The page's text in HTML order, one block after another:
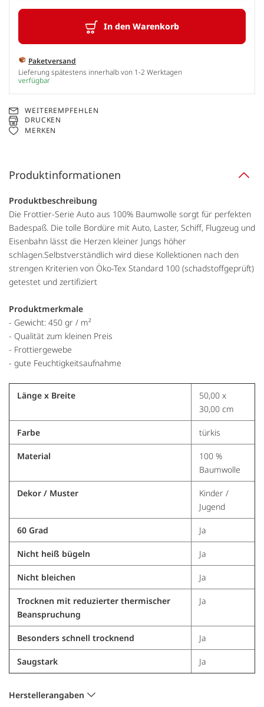
In den Warenkorb
Paketversand
Lieferung spätestens innerhalb von 1-2 Werktagen
verfügbar
WEITEREMPFEHLEN
DRUCKEN
MERKEN
Produktinformationen
Produktbeschreibung
Die Frottier-Serie Auto aus 100% Baumwolle sorgt für perfekten
Badespaß. Die tolle Bordüre mit Auto, Laster, Schiff, Flugzeug und
Eisenbahn lässt die Herzen kleiner Jungs höher
schlagen.Selbstverständlich wird diese Kollektionen nach den
strengen Kriterien von Öko-Tex Standard 100 (schadstoffgeprüft)
getestet und zertifiziert
Produktmerkmale
- Gewicht: 450 gr / m²
- Qualität zum kleinen Preis
- Frottiergewebe
- gute Feuchtigkeitsaufnahme
Länge x Breite
50,00 x
30,00 cm
Farbe türkis
Material
100 %
Baumwolle
Dekor / Muster
Kinder /
Jugend
60 Grad Ja
Nicht heiß bügeln Ja
Nicht bleichen Ja
Trocknen mit reduzierter thermischer
Beanspruchung
Ja
Besonders schnell trocknend Ja
Saugstark Ja
Herstellerangaben